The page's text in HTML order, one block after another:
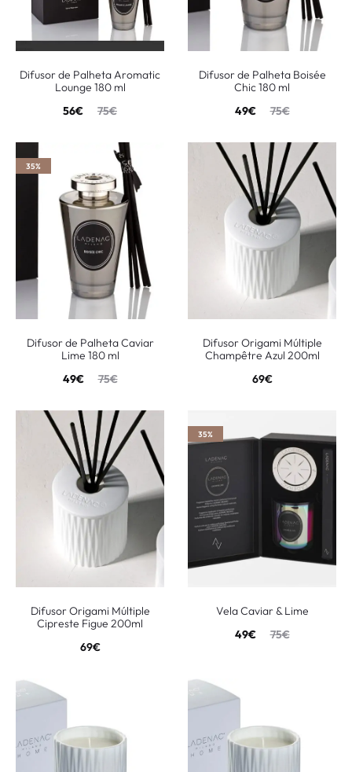
Difusor de Palheta Aromatic
Lounge 180 ml
75€
56€
Difusor de Palheta Boisée
Chic 180 ml
75€
49€
35%
Difusor de Palheta Caviar
Lime 180 ml
75€
49€
Difusor Origami Múltiple
Champêtre Azul 200ml
69€
Difusor Origami Múltiple
Cipreste Figue 200ml
69€
35%
Vela Caviar & Lime
75€
49€